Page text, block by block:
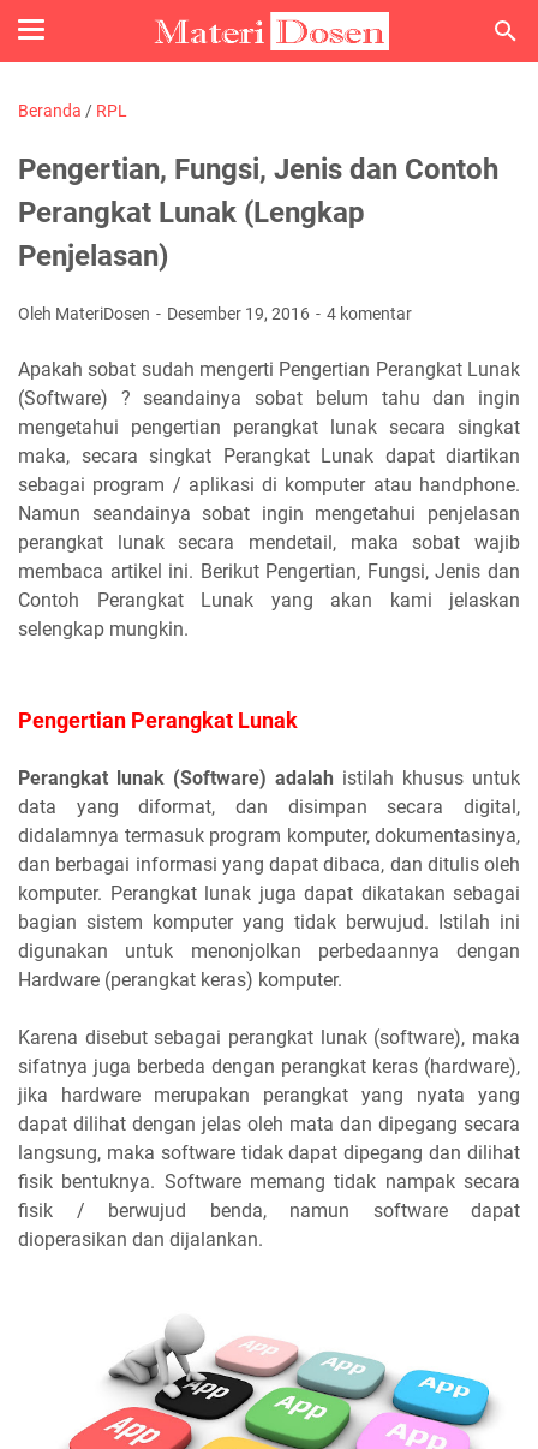
Beranda / RPL
Pengertian, Fungsi, Jenis dan Contoh
Perangkat Lunak (Lengkap
Penjelasan)
Oleh MateriDosen Desember 19, 2016 4 komentar
Apakah sobat sudah mengerti Pengertian Perangkat Lunak
(Software) ? seandainya sobat belum tahu dan ingin
mengetahui pengertian perangkat lunak secara singkat
maka, secara singkat Perangkat Lunak dapat diartikan
sebagai program / aplikasi di komputer atau handphone.
Namun seandainya sobat ingin mengetahui penjelasan
perangkat lunak secara mendetail, maka sobat wajib
membaca artikel ini. Berikut Pengertian, Fungsi, Jenis dan
Contoh Perangkat Lunak yang akan kami jelaskan
selengkap mungkin.
Pengertian Perangkat Lunak
Perangkat lunak (Software) adalah istilah khusus untuk
data yang diformat, dan disimpan secara digital,
didalamnya termasuk program komputer, dokumentasinya,
dan berbagai informasi yang dapat dibaca, dan ditulis oleh
komputer. Perangkat lunak juga dapat dikatakan sebagai
bagian sistem komputer yang tidak berwujud. Istilah ini
digunakan untuk menonjolkan perbedaannya dengan
Hardware (perangkat keras) komputer.
Karena disebut sebagai perangkat lunak (software), maka
sifatnya juga berbeda dengan perangkat keras (hardware),
jika hardware merupakan perangkat yang nyata yang
dapat dilihat dengan jelas oleh mata dan dipegang secara
langsung, maka software tidak dapat dipegang dan dilihat
fisik bentuknya. Software memang tidak nampak secara
fisik / berwujud benda, namun software dapat
dioperasikan dan dijalankan.